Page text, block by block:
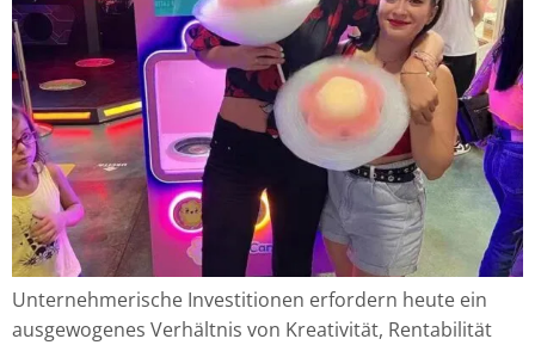
Unternehmerische Investitionen erfordern heute ein
ausgewogenes Verhältnis von Kreativität, Rentabilität